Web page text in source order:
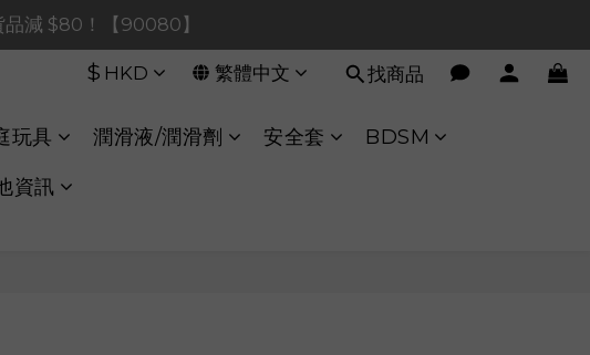
減 $80！【90080】
減 $80！【90080】
減 $20【40020】
品減 $80！【90080】
$ HKD 繁體中文 找商品
玩具 潤滑液/潤滑劑 安全套 BDSM
資訊